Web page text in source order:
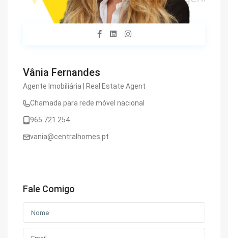
Vânia Fernandes
Agente Imobiliária | Real Estate Agent
Chamada para rede móvel nacional
965 721 254
vania@centralhomes.pt
Fale Comigo